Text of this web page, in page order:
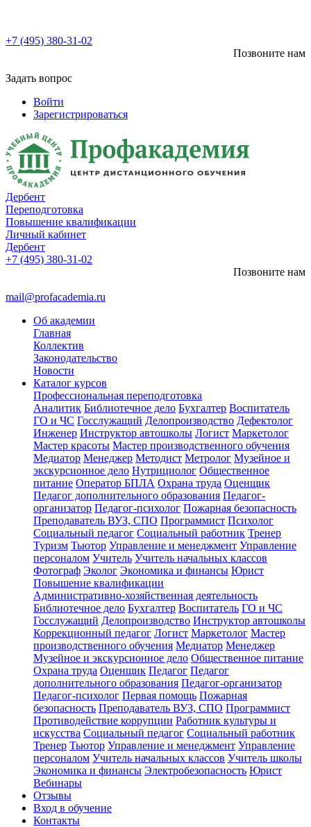
+7 (495) 380-31-02
Позвоните нам
Задать вопрос
Войти
Зарегистрироваться
Дербент
Переподготовка
Повышение квалификации
Личный кабинет
Дербент
+7 (495) 380-31-02
Позвоните нам
mail@profacademia.ru
Об академии
Главная
Коллектив
Законодательство
Новости
Каталог курсов
Профессиональная переподготовка
Аналитик Библиотечное дело Бухгалтер Воспитатель
ГО и ЧС Госслужащий Делопроизводство Дефектолог
Инженер Инструктор автошколы Логист Маркетолог
Мастер красоты Мастер производственного обучения
Медиатор Менеджер Методист Метролог Музейное и
экскурсионное дело Нутрициолог Общественное
питание Оператор БПЛА Охрана труда Оценщик
Педагог дополнительного образования Педагог-
организатор Педагог-психолог Пожарная безопасность
Преподаватель ВУЗ, СПО Программист Психолог
Социальный педагог Социальный работник Тренер
Туризм Тьютор Управление и менеджмент Управление
персоналом Учитель Учитель начальных классов
Фотограф Эколог Экономика и финансы Юрист
Повышение квалификации
Административно-хозяйственная деятельность
Библиотечное дело Бухгалтер Воспитатель ГО и ЧС
Госслужащий Делопроизводство Инструктор автошколы
Коррекционный педагог Логист Маркетолог Мастер
производственного обучения Медиатор Менеджер
Музейное и экскурсионное дело Общественное питание
Охрана труда Оценщик Педагог Педагог
дополнительного образования Педагог-организатор
Педагог-психолог Первая помощь Пожарная
безопасность Преподаватель ВУЗ, СПО Программист
Противодействие коррупции Работник культуры и
искусства Социальный педагог Социальный работник
Тренер Тьютор Управление и менеджмент Управление
персоналом Учитель начальных классов Учитель школы
Экономика и финансы Электробезопасность Юрист
Вебинары
Отзывы
Вход в обучение
Контакты